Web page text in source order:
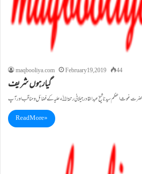
maqbooliya.com
February 19, 2019 44
گیارہوں شریف
Read More »